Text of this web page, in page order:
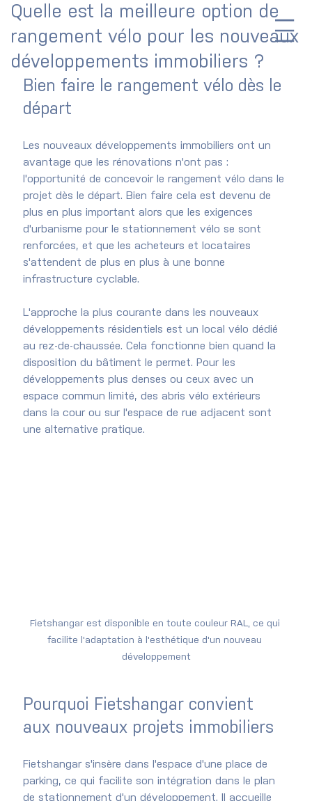
Quelle est la meilleure option de
rangement vélo pour les nouveaux
développements immobiliers ?
Bien faire le rangement vélo dès le
départ
Les nouveaux développements immobiliers ont un
avantage que les rénovations n'ont pas :
l'opportunité de concevoir le rangement vélo dans le
projet dès le départ. Bien faire cela est devenu de
plus en plus important alors que les exigences
d'urbanisme pour le stationnement vélo se sont
renforcées, et que les acheteurs et locataires
s'attendent de plus en plus à une bonne
infrastructure cyclable.
L'approche la plus courante dans les nouveaux
développements résidentiels est un local vélo dédié
au rez-de-chaussée. Cela fonctionne bien quand la
disposition du bâtiment le permet. Pour les
développements plus denses ou ceux avec un
espace commun limité, des abris vélo extérieurs
dans la cour ou sur l'espace de rue adjacent sont
une alternative pratique.
Fietshangar est disponible en toute couleur RAL, ce qui
facilite l'adaptation à l'esthétique d'un nouveau
développement
Pourquoi Fietshangar convient
aux nouveaux projets immobiliers
Fietshangar s'insère dans l'espace d'une place de
parking, ce qui facilite son intégration dans le plan
de stationnement d'un développement. Il accueille